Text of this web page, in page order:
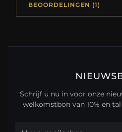
BEOORDELINGEN (1)
Schrijf u nu in voor onze
welkomstbon van 10% en